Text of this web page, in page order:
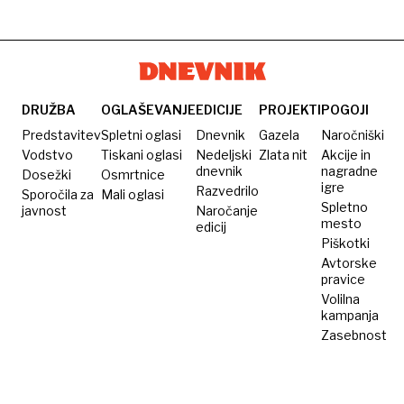
občane
DRUŽBA
Predstavitev
Vodstvo
Dosežki
Sporočila za
javnost
OGLAŠEVANJE
Spletni oglasi
Tiskani oglasi
Osmrtnice
Mali oglasi
EDICIJE
Dnevnik
Nedeljski
dnevnik
Razvedrilo
Naročanje
edicij
PROJEKTI
Gazela
Zlata nit
POGOJI
Naročniški
Akcije in
nagradne
igre
Spletno
mesto
Piškotki
Avtorske
pravice
Volilna
kampanja
Zasebnost